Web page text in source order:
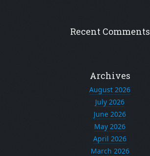
Recent Comments
Archives
August 2026
July 2026
June 2026
May 2026
April 2026
March 2026